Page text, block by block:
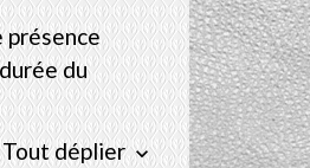
présence
du
Tout déplierkeyboard_arrow_down